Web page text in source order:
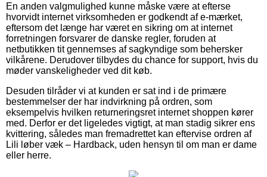
En anden valgmulighed kunne måske være at efterse
hvorvidt internet virksomheden er godkendt af e-mærket,
eftersom det længe har været en sikring om at internet
forretningen forsvarer de danske regler, foruden at
netbutikken tit gennemses af sagkyndige som behersker
vilkårene. Derudover tilbydes du chance for support, hvis du
møder vanskeligheder ved dit køb.
Desuden tilråder vi at kunden er sat ind i de primære
bestemmelser der har indvirkning på ordren, som
eksempelvis hvilken returneringsret internet shoppen kører
med. Derfor er det ligeledes vigtigt, at man stadig sikrer ens
kvittering, således man fremadrettet kan eftervise ordren af
Lili løber væk – Hardback, uden hensyn til om man er dame
eller herre.